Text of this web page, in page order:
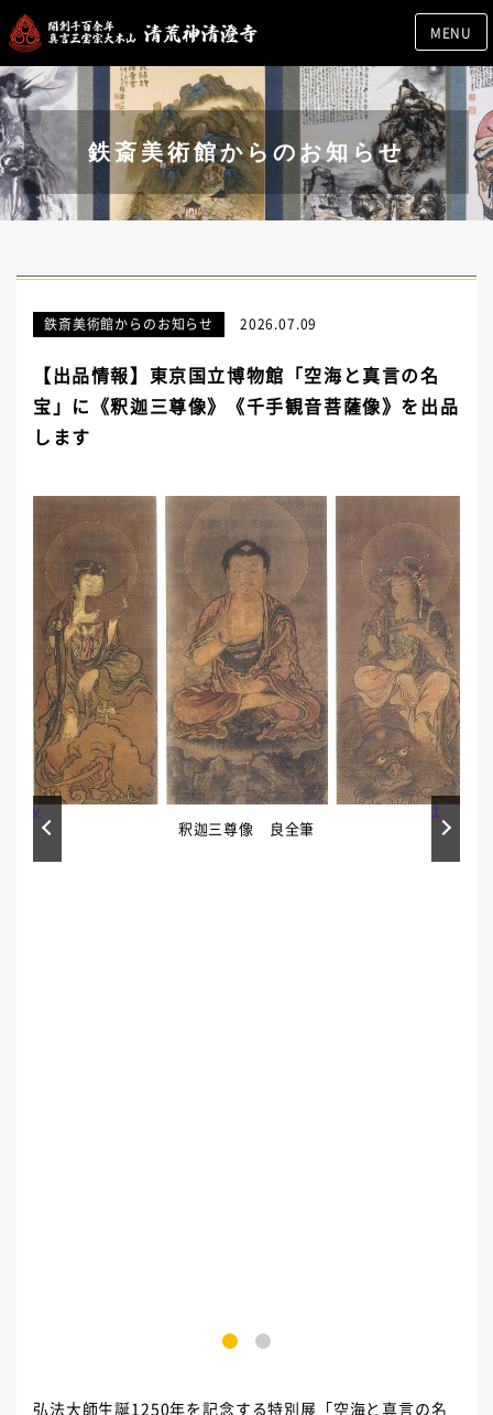
MENU
鉄斎美術館からのお知らせ
鉄斎美術館からのお知らせ 2026.07.09
【出品情報】東京国立博物館「空海と真言の名
宝」に《釈迦三尊像》《千手観音菩薩像》を出品
します
釈迦三尊像 良全筆
Prev Next
弘法大師生誕1250年を記念する特別展「空海と真言の名